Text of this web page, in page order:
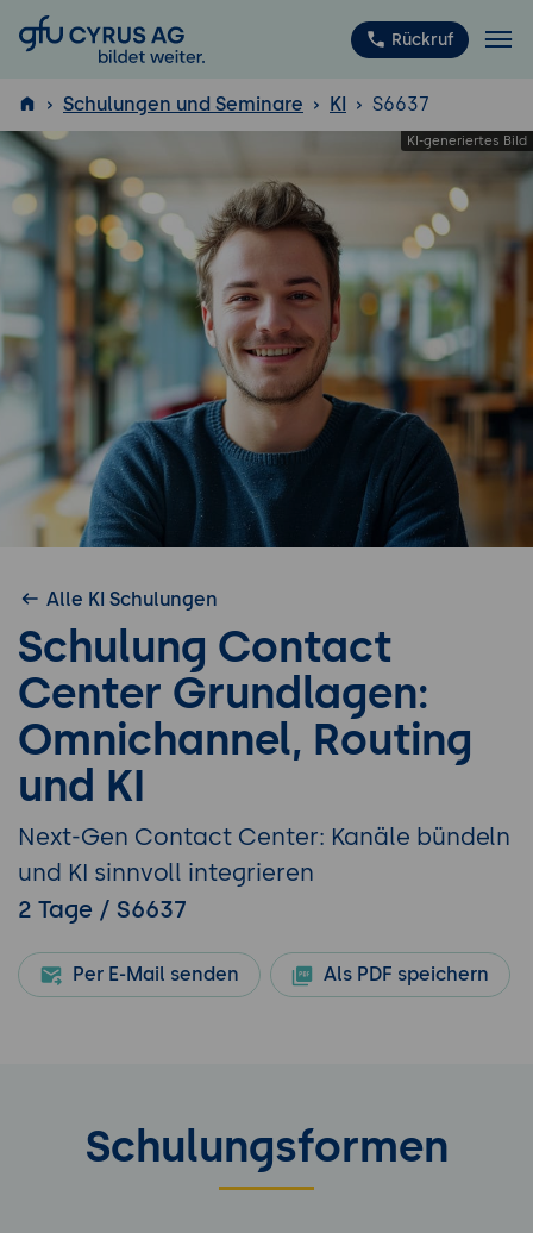
GFU Cyrus AG Rückruf
ISTQB
Schulungen und Seminare KI S6637
Alle KI Schulungen
Schulung Contact
Center Grundlagen:
Omnichannel, Routing
und KI
Next-Gen Contact Center: Kanäle bündeln
und KI sinnvoll integrieren
2 Tage / S6637
Per E-Mail senden Als PDF speichern
Schulungsformen